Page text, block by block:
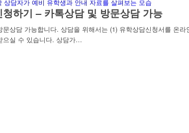
하기 – 카톡상담 및 방문상담 가능
상담 가능합니다. 상담을 위해서는 (1) 유학상담신청서를 온
으실 수 있습니다. 상담가…